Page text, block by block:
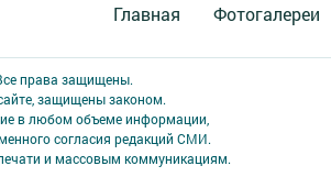
Главная Фотогалереи
права защищены.
защищены законом.
в любом объеме информации,
согласия редакций СМИ.
и массовым коммуникациям.